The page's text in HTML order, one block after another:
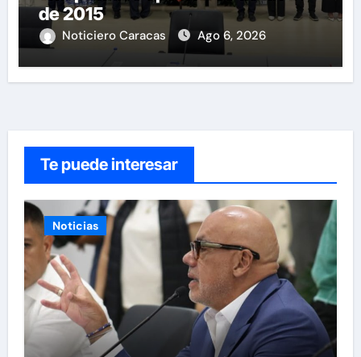
de 2015
Noticiero Caracas Ago 6, 2026
Te puede interesar
Noticias